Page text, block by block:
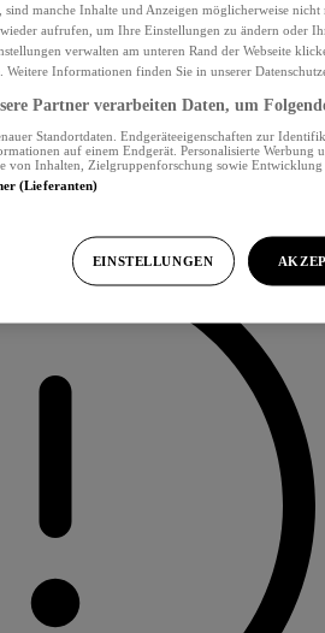
sind manche Inhalte und Anzeigen möglicherweise nicht
aufrufen, um Ihre Einstellungen zu ändern oder
verwalten am unteren Rand der Webseite
Weitere Informationen finden Sie in unserer
Partner verarbeiten Daten, um
Standortdaten. Endgeräteeigenschaften zur
auf einem Endgerät. Personalisierte Werbung
von Inhalten, Zielgruppenforschung sowie
(Lieferanten)
EINSTELLUNGEN